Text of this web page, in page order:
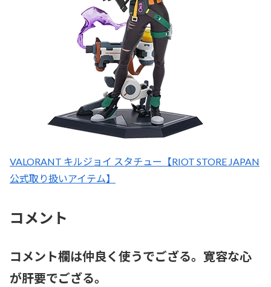
VALORANT キルジョイ スタチュー【RIOT STORE JAPAN
公式取り扱いアイテム】
コメント
コメント欄は仲良く使うでござる。寛容な心
が肝要でござる。